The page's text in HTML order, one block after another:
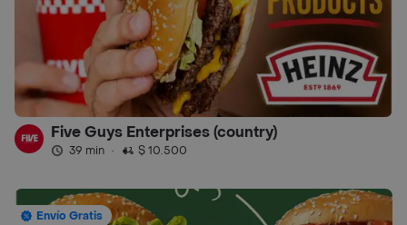
Five Guys Enterprises (country)
39 min · $ 10.500
Envío Gratis